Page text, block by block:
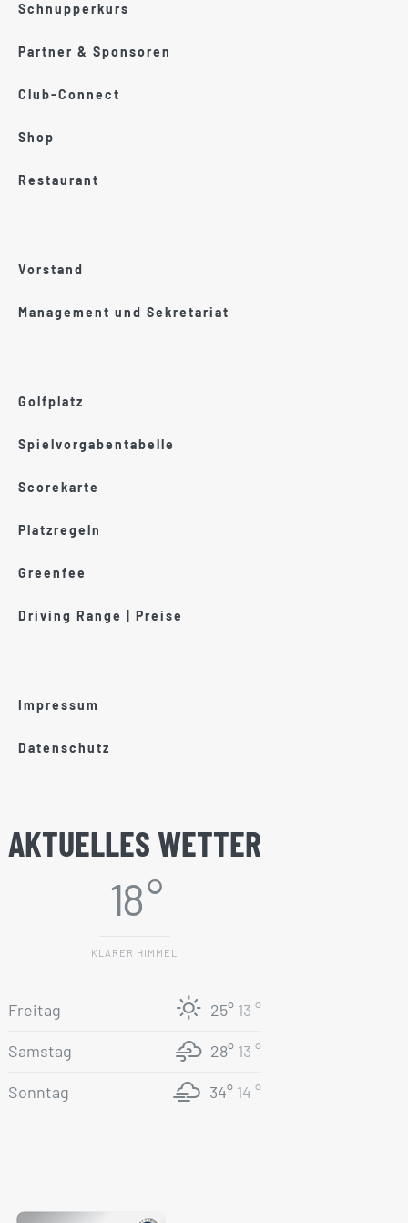
Schnupperkurs
Partner & Sponsoren
Club-Connect
Shop
Restaurant
Vorstand
Management und Sekretariat
Golfplatz
Spielvorgabentabelle
Scorekarte
Platzregeln
Greenfee
Driving Range | Preise
Impressum
Datenschutz
AKTUELLES WETTER
18 °
KLARER HIMMEL
Freitag 25° 13 °
Samstag 28° 13 °
Sonntag 34° 14 °